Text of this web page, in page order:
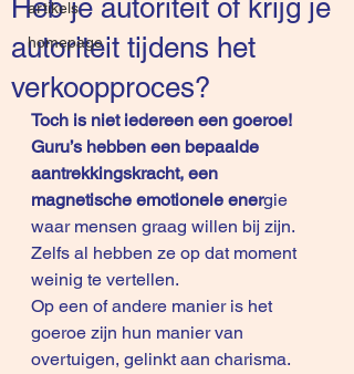
artikels
homepage
Heb je autoriteit of krijg je
autoriteit tijdens het
verkoopproces?
Toch is niet iedereen een goeroe!
Guru’s hebben een bepaalde
aantrekkingskracht, een
magnetische emotionele energie
waar mensen graag willen bij zijn.
Zelfs al hebben ze op dat moment
weinig te vertellen.
Op een of andere manier is het
goeroe zijn hun manier van
overtuigen, gelinkt aan charisma.